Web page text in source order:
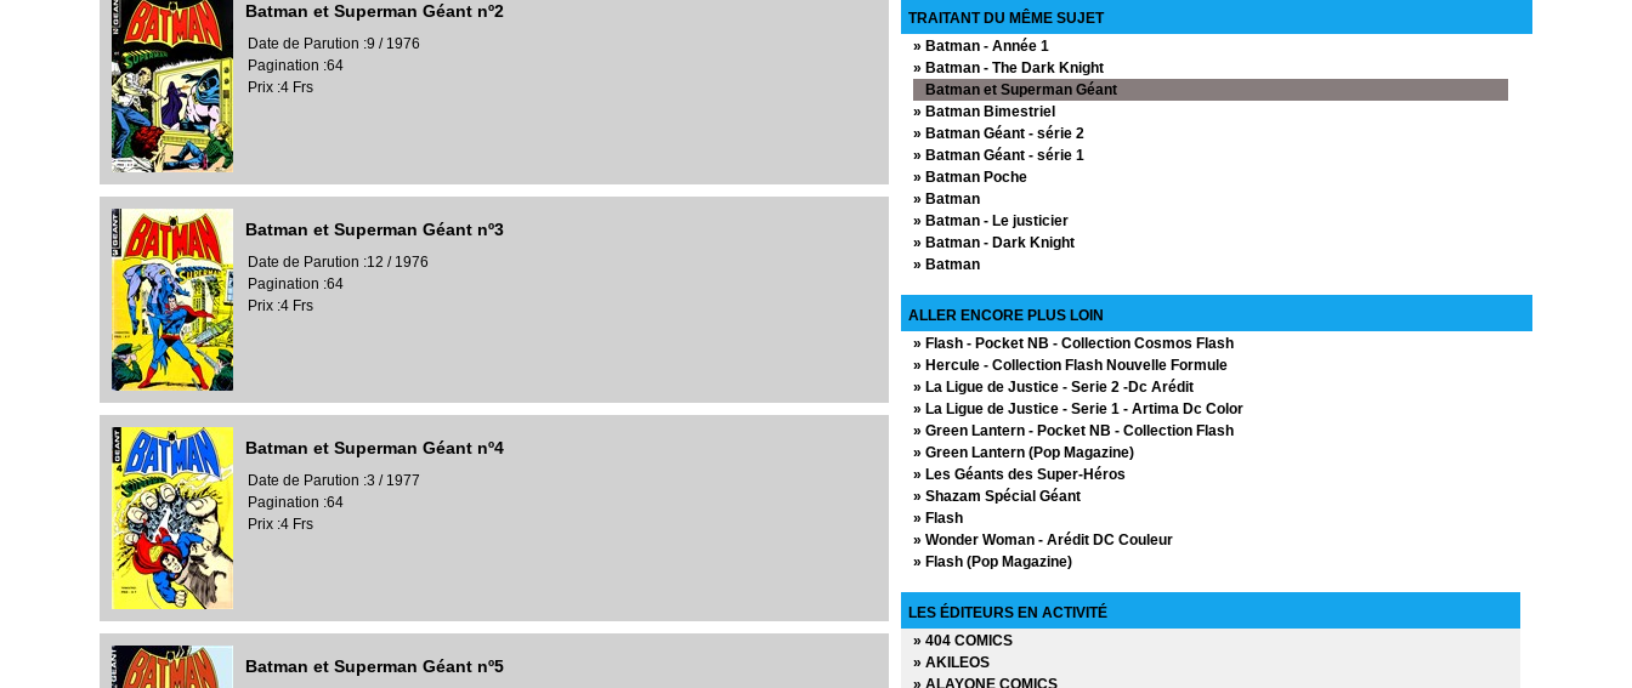
Batman et Superman Géant nº2
Date de Parution :9 / 1976
Pagination :64
Prix :4 Frs
Batman et Superman Géant nº3
Date de Parution :12 / 1976
Pagination :64
Prix :4 Frs
Batman et Superman Géant nº4
Date de Parution :3 / 1977
Pagination :64
Prix :4 Frs
Batman et Superman Géant nº5
» GI Joe - Héros sans frontières
» Héros 2000 - La légion des super héros
» Le Monde de Krypton
» Les Transformers
» Mandrake
» Phantom
» Scorpion
» Super Tarzan - série 1
» Super Tarzan - série 2
» Superman Bimestriel
» Superman et Batman et Robin
» Superman et Batman et Robin
» Superman Géant - série 1
» Superman Géant - série 2
» Superman Poche
» Tarzan - Appel de la Jungle
» Tarzan - Mensuel - série 1 - Vedette TV
» Tarzan Géant
» Tarzan Mensuel - série 2
TRAITANT DU MÊME SUJET
» Batman - Année 1
» Batman - The Dark Knight
Batman et Superman Géant
» Batman Bimestriel
» Batman Géant - série 2
» Batman Géant - série 1
» Batman Poche
» Batman
» Batman - Le justicier
» Batman - Dark Knight
» Batman
» Batman - The Dark Knight
» Batman Legend
» Batman Hors Collections
» Batman Hors Série 2
» Batman Hors Série 1
» Batman
» Batman Magazine
» Batman - La tragédie du démon
» Batman
» Batman bimestriel
» Récit complet Batman
» Batman Rebirth
» Batman - Judge Dredd
» Batman - Edition intégrale
» Batman - Manbat
» Batman Univers - Hors Série
» Batman - Le détective masqué
» Batman - Sanctuaire
ALLER ENCORE PLUS LOIN
» Flash - Pocket NB - Collection Cosmos Flash
» Hercule - Collection Flash Nouvelle Formule
» La Ligue de Justice - Serie 2 -Dc Arédit
» La Ligue de Justice - Serie 1 - Artima Dc Color
» Green Lantern - Pocket NB - Collection Flash
» Green Lantern (Pop Magazine)
» Les Géants des Super-Héros
» Shazam Spécial Géant
» Flash
» Wonder Woman - Arédit DC Couleur
» Flash (Pop Magazine)
» Atom - Artima Color DC Géant
» Aquaman (Pop Magazine)
» JLA
» Hercule - Pocket NB - Collection Flash
LES ÉDITEURS EN ACTIVITÉ
» 404 COMICS
» AKILEOS
» ALAYONE COMICS